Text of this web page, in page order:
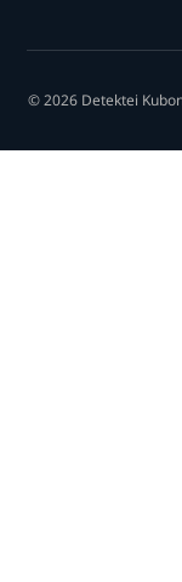
© 2026 Detektei